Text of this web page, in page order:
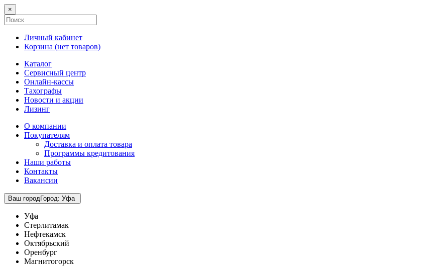
×
Личный кабинет
Корзина (нет товаров)
Каталог
Сервисный центр
Онлайн-кассы
Тахографы
Новости и акции
Лизинг
О компании
Покупателям
Доставка и оплата товара
Программы кредитования
Наши работы
Контакты
Вакансии
Ваш городГород: Уфа
Уфа
Стерлитамак
Нефтекамск
Октябрьский
Оренбург
Магнитогорск